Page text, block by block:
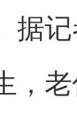
据
，